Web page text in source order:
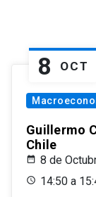
8 OCT
Guillermo
Chile
8 de
14:50 a